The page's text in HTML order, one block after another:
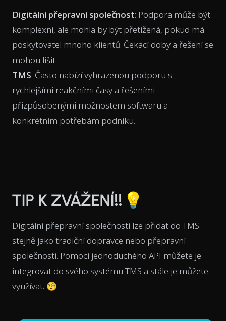
Digitální přepravní společnost: Podpora může být
komplexní, ale mohla by být přetížená, pokud má
poskytovatel mnoho klientů. Čekací doby a řešení se
mohou lišit.
TMS: Často nabízí vyhrazenou podporu s
rychlejšími reakčními časy a řešeními
přizpůsobenými možnostem softwaru a
konkrétním potřebám podniku.
TIP K ZVÁŽENÍ‼️💡
Digitální přepravní společnosti lze přidat do TMS
stejně jako tradiční dopravce nebo přepravní
společnosti. Pomocí jednoduchého API můžete je
integrovat do svého systému TMS a stále je můžete
využívat. 🧐